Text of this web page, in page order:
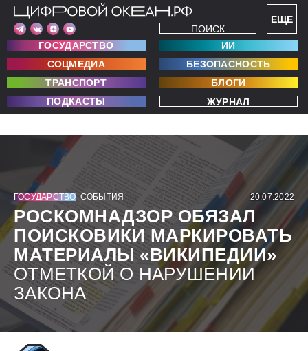
ЕЩЕ
ПОИСК
ГОСУДАРСТВО
ИИ
СОЦМЕДИА
БЕЗОПАСНОСТЬ
ТРАНСПОРТ
БЛОГИ
ПОДКАСТЫ
ЖУРНАЛ
ГОСУДАРСТВО СОБЫТИЯ 20.07.2022
РОСКОМНАДЗОР ОБЯЗАЛ
ПОИСКОВИКИ МАРКИРОВАТЬ
МАТЕРИАЛЫ «ВИКИПЕДИИ»
ОТМЕТКОЙ О НАРУШЕНИИ
ЗАКОНА